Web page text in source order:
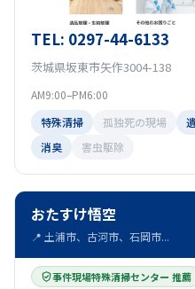
TEL: 0297-44-6133
茨城県坂東市矢作3004-138
AM9:00–PM6:00
特殊清掃
孤独死の現場
消臭
害虫駆除
おたすけ悟空
📍 土浦市、古河市、石岡市...
事件現場特殊清掃センター 推薦